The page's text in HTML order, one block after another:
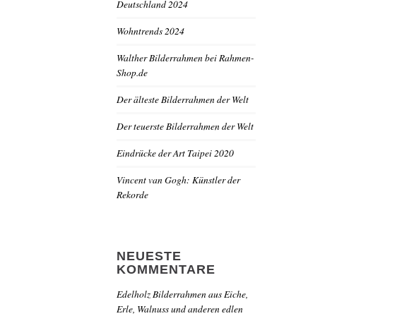
Deutschland 2024
Wohntrends 2024
Walther Bilderrahmen bei Rahmen-
Shop.de
Der älteste Bilderrahmen der Welt
Der teuerste Bilderrahmen der Welt
Eindrücke der Art Taipei 2020
Vincent van Gogh: Künstler der
Rekorde
NEUESTE
KOMMENTARE
Edelholz Bilderrahmen aus Eiche,
Erle, Walnuss und anderen edlen